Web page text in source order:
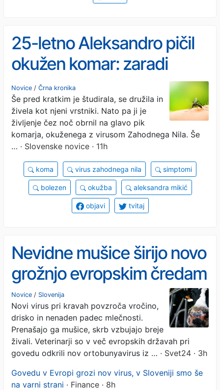
25-letno Aleksandro pičil
okužen komar: zaradi
virusa Zahodnega Nila
pristala v komi
Novice / Črna kronika
Še pred kratkim je študirala, se družila in
živela kot njeni vrstniki. Nato pa ji je
življenje čez noč obrnil na glavo pik
komarja, okuženega z virusom Zahodnega Nila. Še
… · Slovenske novice · 11h
koma virus zahodnega nila simptomi
bolezen okužba aleksandra mikić
objavi tvitaj
Nevidne mušice širijo novo
grožnjo evropskim čredam
Novice / Slovenija
Novi virus pri kravah povzroča vročino,
drisko in nenaden padec mlečnosti.
Prenašajo ga mušice, skrb vzbujajo breje
živali. Veterinarji so v več evropskih državah pri
govedu odkrili nov ortobunyavirus iz … · Svet24 · 3h
Govedu v Evropi grozi nov virus, v Sloveniji smo še
na varni strani · Finance · 8h